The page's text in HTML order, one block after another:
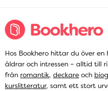
Hos Bookhero hittar du över
åldrar och intressen – alltid till
från romantik, deckare och
kurslitteratur, samt ett stort